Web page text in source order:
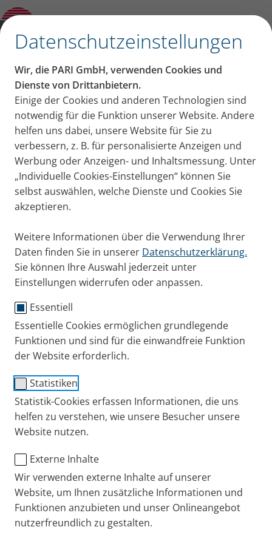
Datenschutzeinstellungen
Wir, die PARI GmbH, verwenden Cookies und
Dienste von Drittanbietern.
Einige der Cookies und anderen Technologien sind
notwendig für die Funktion unserer Website. Andere
helfen uns dabei, unsere Website für Sie zu
verbessern, z. B. für personalisierte Anzeigen und
Werbung oder Anzeigen- und Inhaltsmessung. Unter
„Individuelle Cookies-Einstellungen“ können Sie
selbst auswählen, welche Dienste und Cookies Sie
akzeptieren.
Weitere Informationen über die Verwendung Ihrer
Daten finden Sie in unserer Datenschutzerklärung.
Sie können Ihre Auswahl jederzeit unter
Einstellungen widerrufen oder anpassen.
Essentiell
Essentielle Cookies ermöglichen grundlegende
Funktionen und sind für die einwandfreie Funktion
der Website erforderlich.
Statistiken
Statistik-Cookies erfassen Informationen, die uns
helfen zu verstehen, wie unsere Besucher unsere
Website nutzen.
Externe Inhalte
Wir verwenden externe Inhalte auf unserer
Website, um Ihnen zusätzliche Informationen und
Funktionen anzubieten und unser Onlineangebot
nutzerfreundlich zu gestalten.
Presseinfo – PARI erhält die Auszeichnung
„Deutsche Marken Ikone“
PARI Presseportal
Pressemitteilungen, Bildmaterial und Aktuelles von
PARI für Ihre Pressearbeit
Herzlich willkommen im PARI
Presseportal.
Hier finden Sie unsere Pressemitteilungen von PARI
und alle Informationen zur PARI Group.
Selbstverständlich möchten wir Ihre Arbeit auch mit
speziellem Bildmaterial unterstützen. Daher finden
Sie auch einen Bilderdownload, den Sie nach
Zustimmung der Nutzungsbestimmungen kostenfrei
Sie wollen tiefere Recherchen anstellen? Wir haben
für Sie wissenschaftliche Informationen
Studienergebnisse zur Wirksamkeit und Sicherheit
der Feuchtinhalationstherapie mit der
3%igen Inhalationslösung plus
dazugehörige Erfahrungen aus der stationären
Kinder- und Jugendrehabilitation.